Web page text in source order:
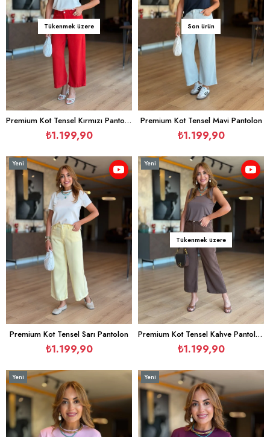
Tükenmek üzere
Premium Kot Tensel Kırmızı Pantolon
₺1.199,90
Son ürün
Premium Kot Tensel Mavi Pantolon
₺1.199,90
Premium Kot Tensel Sarı Pantolon
₺1.199,90
Yeni
Ürün
Tükenmek üzere
Premium Kot Tensel Kahve Pantolon
₺1.199,90
Yeni
Ürün
Yeni
Ürün
Yeni
Ürün